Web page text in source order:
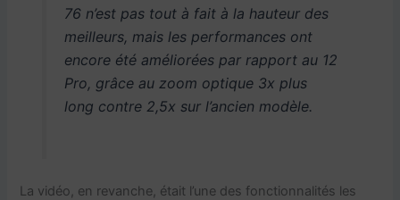
76 n’est pas tout à fait à la hauteur des
meilleurs, mais les performances ont
encore été améliorées par rapport au 12
Pro, grâce au zoom optique 3x plus
long contre 2,5x sur l’ancien modèle.
La vidéo, en revanche, était l’une des fonctionnalités les